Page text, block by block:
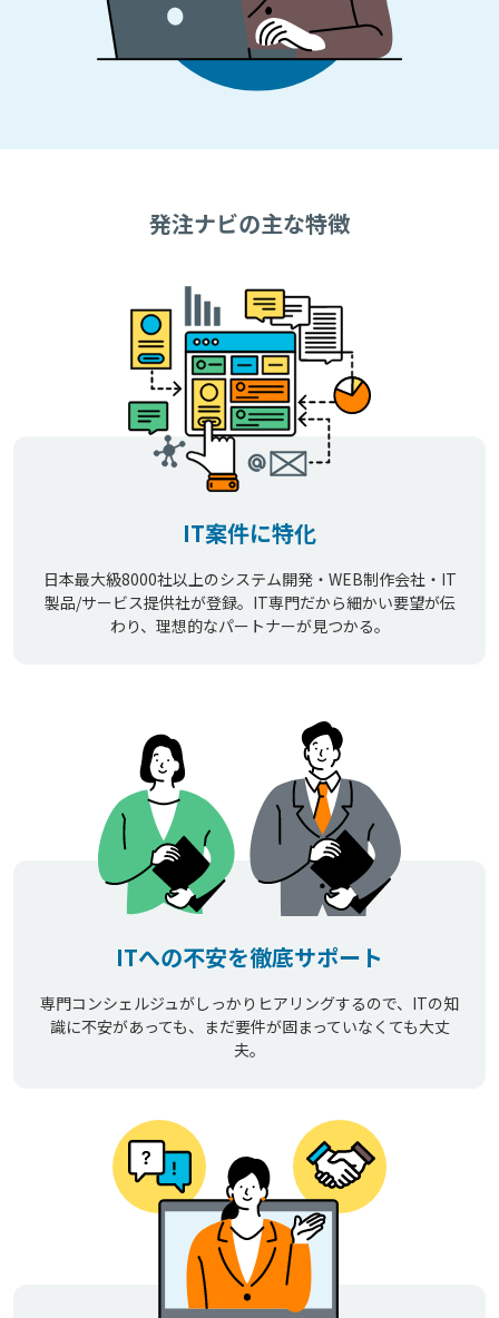
発注ナビの主な特徴
IT案件に特化
日本最大級8000社以上のシステム開発・WEB制作会社・IT
製品/サービス提供社が登録。IT専門だから細かい要望が伝
わり、理想的なパートナーが見つかる。
ITへの不安を徹底サポート
専門コンシェルジュがしっかりヒアリングするので、ITの知
識に不安があっても、まだ要件が固まっていなくても大丈
夫。